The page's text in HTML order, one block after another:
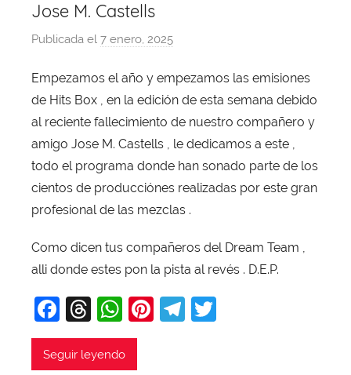
Jose M. Castells
Publicada el 7 enero, 2025
r
X
a
v
i
T
a
j
Empezamos el año y empezamos las emisiones
de Hits Box , en la edición de esta semana debido
al reciente fallecimiento de nuestro compañero y
amigo Jose M. Castells , le dedicamos a este ,
todo el programa donde han sonado parte de los
cientos de producciónes realizadas por este gran
profesional de las mezclas .
Como dicen tus compañeros del Dream Team ,
alli donde estes pon la pista al revés . D.E.P.
F
a
c
T
hr
e
W
h
at
Pi T
Seguir leyendo